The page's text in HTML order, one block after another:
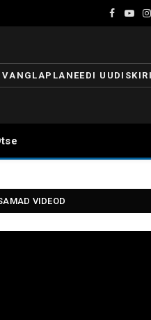
Facebook
UUDISKIRI
VIDEOD